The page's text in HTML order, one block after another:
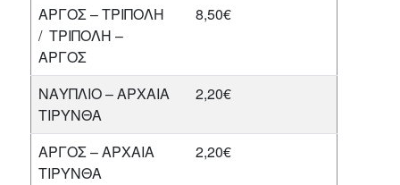
ΑΡΓΟΣ – ΤΡΙΠΟΛΗ
/ ΤΡΙΠΟΛΗ –
ΑΡΓΟΣ
8,50€
ΝΑΥΠΛΙΟ – ΑΡΧΑΙΑ
ΤΙΡΥΝΘΑ
2,20€
ΑΡΓΟΣ – ΑΡΧΑΙΑ
ΤΙΡΥΝΘΑ
2,20€